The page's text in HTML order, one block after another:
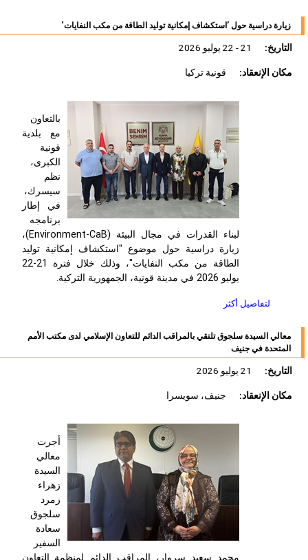
زيارة دراسية حول ’استكشاف إمكانية توليد الطاقة من مكب النفايات‘
التاريخ:
مكان الإنعقاد:
قونية تركيا
بالتعاون
مع بلدية
قونية
الكبرى،
نظم
سيسرك،
في إطار
برنامجه
لبناء القدرات في مجال البيئة (Environment-CaB)،
زيارة دراسية حول موضوع "استكشاف إمكانية توليد
الطاقة من مكب النفايات"، وذلك خلال فترة 21-22
يوليو 2026 في مدينة قونية، الجمهورية التركية.
لتفاصيل أكثر
معالي السيدة سلجوق تلتقي بالمراقب الدائم للتعاون الإسلامي لدى مكتب الأمم
المتحدة في جنيف
التاريخ:
مكان الإنعقاد:
جنيف، سويسرا
أجرت
معالي
السيدة
زهراء
زمرد
سلجوق
سعادة
السفير
محمد سعيد سروار، المراقب الدائم لمنظمة التعاون